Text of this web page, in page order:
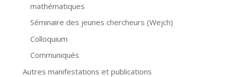
mathématiques
Séminaire des jeunes chercheurs (Wejch)
Colloquium
Communiqués
Autres manifestations et publications